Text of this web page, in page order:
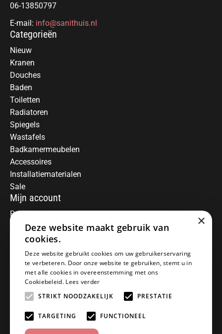
06-13850797
E-mail: info@sanithuis.nl
Categorieën
Nieuw
Kranen
Douches
Baden
Toiletten
Radiatoren
Spiegels
Wastafels
Badkamermeubelen
Accessoires
Installatiematerialen
Sale
Mijn account
Registreren
Mijn bestellingen
Informatie
Over ons
Algemene voorwaarden
Disclaimer
Privacy Policy
Betaalmethoden
Retourneren
Klantenservice
×
Deze website maakt gebruik van
cookies.
Deze website gebruikt cookies om uw gebruikerservaring
te verbeteren. Door onze website te gebruiken, stemt u in
met alle cookies in overeenstemming met ons
Cookiebeleid. Lees verder
STRIKT NOODZAKELIJK
PRESTATIE
TARGETING FUNCTIONEEL